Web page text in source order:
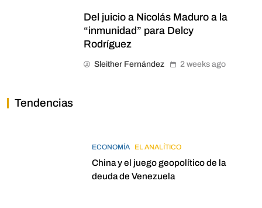
Del juicio a Nicolás Maduro a la
“inmunidad” para Delcy
Rodríguez
Sleither Fernández 2 weeks ago
Tendencias
ECONOMÍA EL ANALÍTICO
China y el juego geopolítico de la
deuda de Venezuela